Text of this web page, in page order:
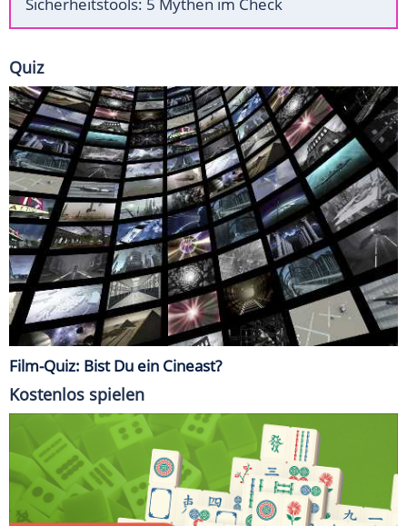
Sicherheitstools: 5 Mythen im Check
Quiz
Film-Quiz: Bist Du ein Cineast?
Kostenlos spielen